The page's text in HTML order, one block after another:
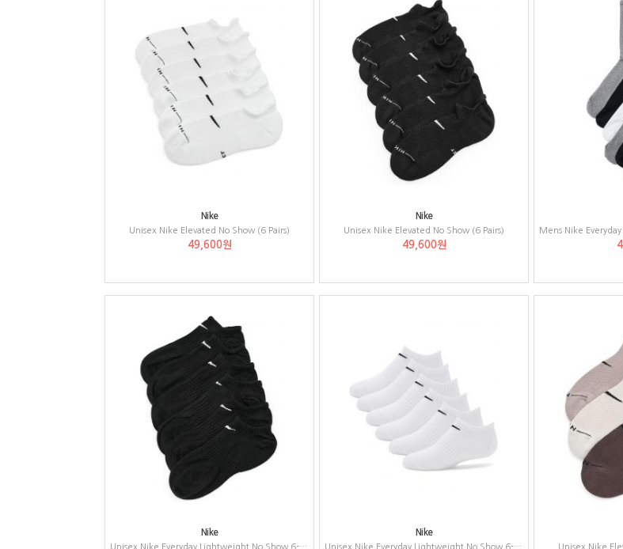
Nike
Unisex Nike Elevated No Show (6 Pairs)
49,600원
Nike
Unisex Nike Elevated No Show (6 Pairs)
49,600원
Nike
Unisex Nike Everyday Lightweight No Show 6-Pair - Band
Nike
Unisex Nike Everyday Lightweight No Show 6-Pair - Band Unisex Nike